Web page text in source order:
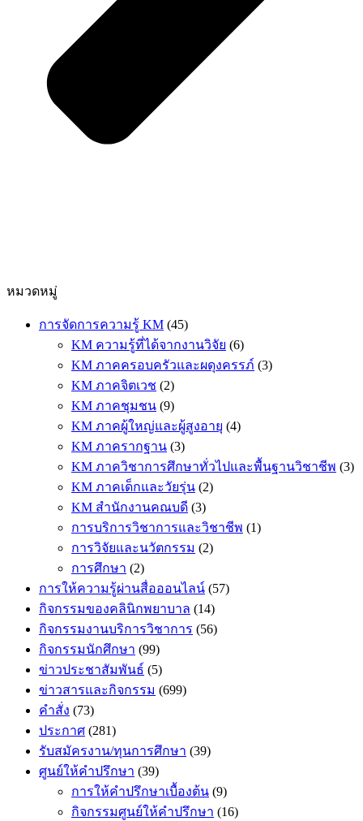
หมวดหมู่
การจัดการความรู้ KM (45)
KM ความรู้ที่ได้จากงานวิจัย (6)
KM ภาคครอบครัวและผดุงครรภ์ (3)
KM ภาคจิตเวช (2)
KM ภาคชุมชน (9)
KM ภาคผู้ใหญ่และผู้สูงอายุ (4)
KM ภาครากฐาน (3)
KM ภาควิชาการศึกษาทั่วไปและพื้นฐานวิชาชีพ (3)
KM ภาคเด็กและวัยรุ่น (2)
KM สำนักงานคณบดี (3)
การบริการวิชาการและวิชาชีพ (1)
การวิจัยและนวัตกรรม (2)
การศึกษา (2)
การให้ความรู้ผ่านสื่อออนไลน์ (57)
กิจกรรมของคลินิกพยาบาล (14)
กิจกรรมงานบริการวิชาการ (56)
กิจกรรมนักศึกษา (99)
ข่าวประชาสัมพันธ์ (5)
ข่าวสารและกิจกรรม (699)
คำสั่ง (73)
ประกาศ (281)
รับสมัครงาน/ทุนการศึกษา (39)
ศูนย์ให้คำปรึกษา (39)
การให้คำปรึกษาเบื้องต้น (9)
กิจกรรมศูนย์ให้คำปรึกษา (16)